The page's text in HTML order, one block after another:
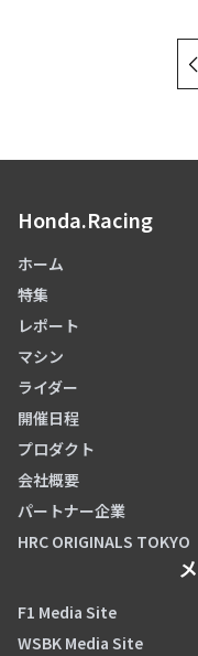
Honda.Racing
ホーム
特集
レポート
マシン
ライダー
開催日程
プロダクト
会社概要
パートナー企業
HRC ORIGINALS TOKYO
F1 Media Site
WSBK Media Site